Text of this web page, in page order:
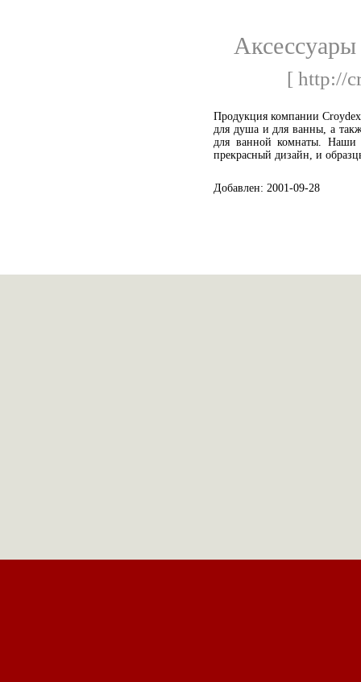
[ http://
Продукция компании
для душа и для ванны, а
для ванной комнаты. Наши
прекрасный дизайн, и
Добавлен: 2001-09-28